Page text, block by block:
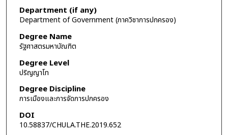
Department (if any)
Department of Government (ภาควิชาการปกครอง)
Degree Name
รัฐศาสตรมหาบัณฑิต
Degree Level
ปริญญาโท
Degree Discipline
การเมืองและการจัดการปกครอง
DOI
10.58837/CHULA.THE.2019.652